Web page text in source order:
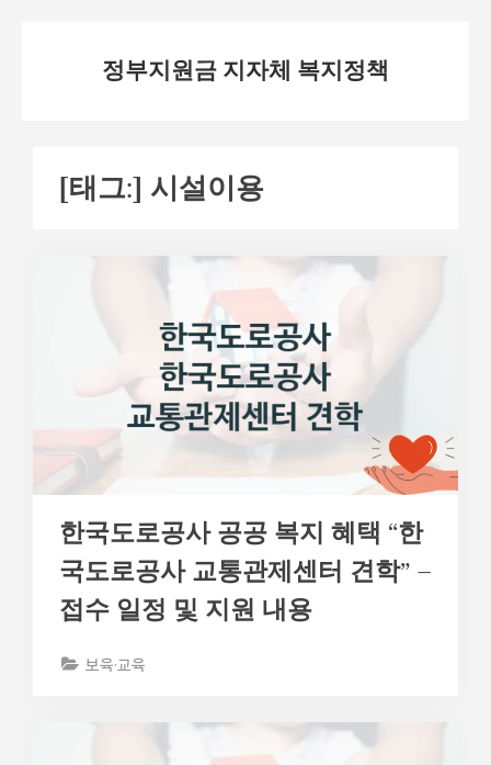
정부지원금 지자체 복지정책
[태그:] 시설이용
한국도로공사 공공 복지 혜택 “한
국도로공사 교통관제센터 견학” –
접수 일정 및 지원 내용
보육·교육